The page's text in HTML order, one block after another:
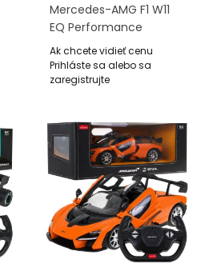
Mercedes-AMG F1 W11
EQ Performance
RASTAR Model 1:18
Diaľkovo Ovládaný
Monopost + Ovládač
Ak chcete vidieť cenu
Prihláste sa alebo sa
zaregistrujte